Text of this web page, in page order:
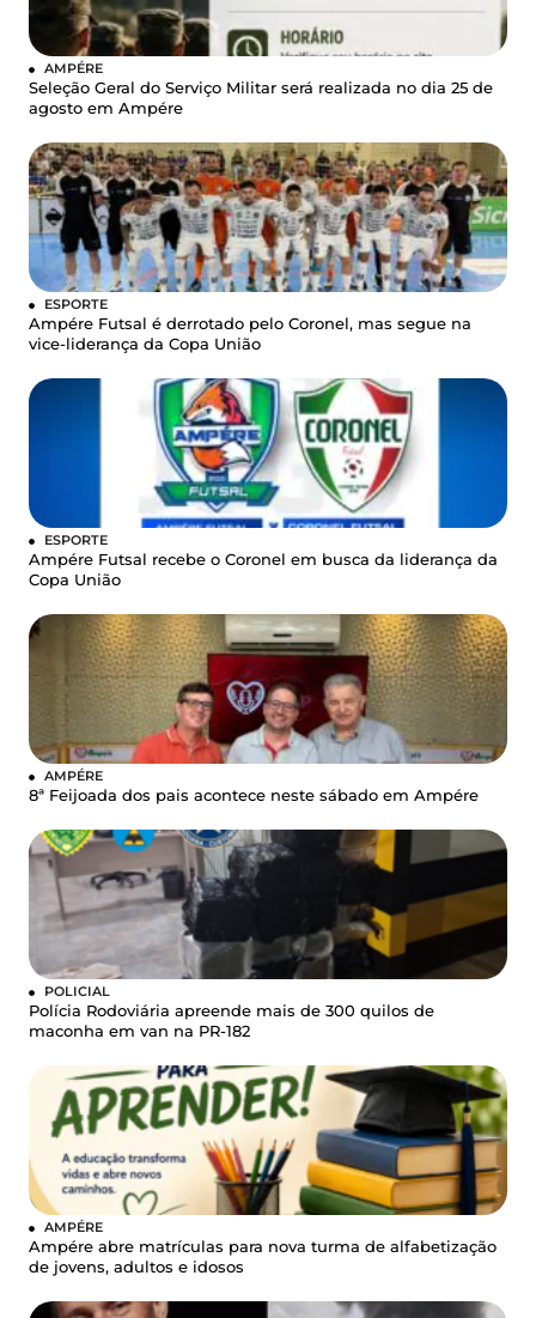
AMPÉRE
Seleção Geral do Serviço Militar será realizada no dia 25 de
agosto em Ampére
ESPORTE
Ampére Futsal é derrotado pelo Coronel, mas segue na
vice-liderança da Copa União
ESPORTE
Ampére Futsal recebe o Coronel em busca da liderança da
Copa União
AMPÉRE
8ª Feijoada dos pais acontece neste sábado em Ampére
POLICIAL
Polícia Rodoviária apreende mais de 300 quilos de
maconha em van na PR-182
AMPÉRE
Ampére abre matrículas para nova turma de alfabetização
de jovens, adultos e idosos